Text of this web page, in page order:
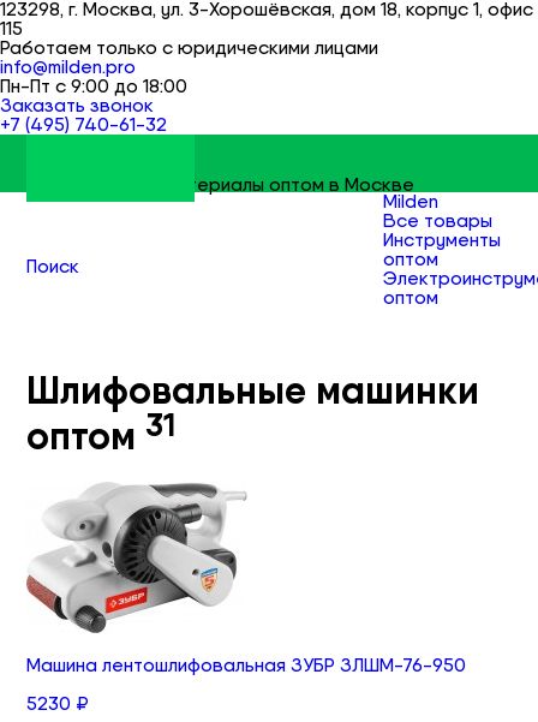
123298, г. Москва, ул. 3-Хорошёвская, дом 18, корпус 1, офис
115
Работаем только с юридическими лицами
info@milden.pro
Пн-Пт с 9:00 до 18:00
Заказать звонок
+7 (495) 740-61-32
Строительные материалы оптом в Москве
Поиск
Milden
Все товары
Инструменты
оптом
оптом
Шлифовальные машинки
оптом 31
Машина лентошлифовальная ЗУБР ЗЛШМ-76-950
5230 ₽